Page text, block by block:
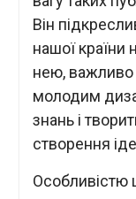
Він
нашої
нею, важливо
молодим
знань і
створення
Особливістю